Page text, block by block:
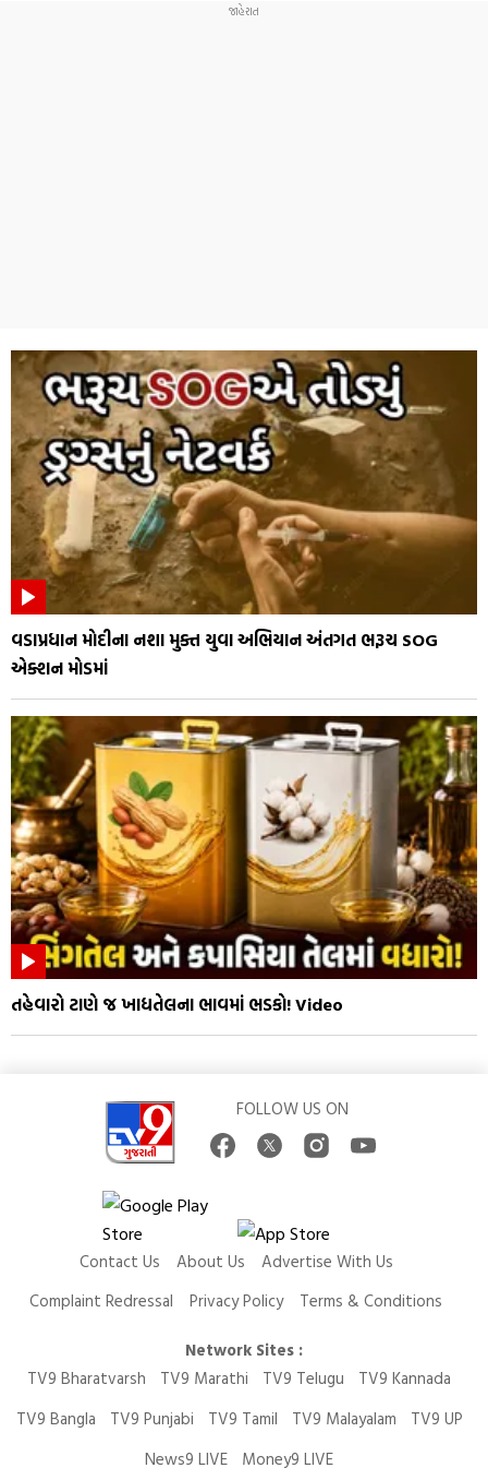
વડાપ્રધાન મોદીના નશા મુક્ત યુવા અભિયાન અંતગત ભરૂચ SOG
એક્શન મોડમાં
તહેવારો ટાણે જ ખાદ્યતેલના ભાવમાં ભડકો! Video
FOLLOW US ON
Contact Us About Us
Advertise With Us
Complaint Redressal
Privacy Policy
Terms & Conditions
Network Sites :
TV9 Bharatvarsh
TV9 Marathi TV9 Telugu
TV9 Kannada
TV9 Bangla
TV9 Punjabi TV9 Tamil TV9 Malayalam
TV9 UP
News9 LIVE
Money9 LIVE